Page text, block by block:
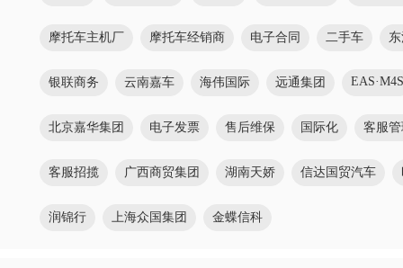
摩托车主机厂 摩托车经销商 电子合同 二手车
银联商务 云南嘉车 海伟国际 远通集团 EAS·M4S
北京嘉华集团 电子发票 售后维保 国际化 客服
客服招揽 广西商贸集团 湖南天娇 信达国贸汽车
润锦行 上海众国集团 金蝶信科